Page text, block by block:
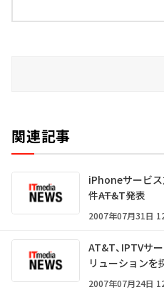
関連記事
iPhoneサービス
件――AT&T発表
2007年07月31日
AT&T、IPTVサ
リューションを
2007年07月24日